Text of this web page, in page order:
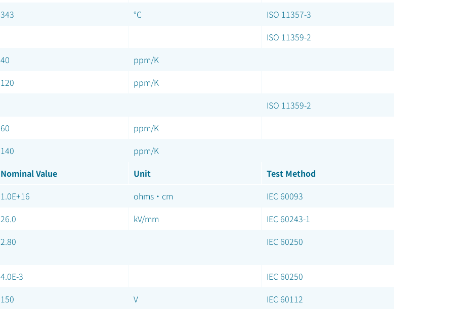
343 °C
ISO 11357-3
ISO 11359-2
40
ppm/K
120
ppm/K
ISO 11359-2
60
ppm/K
140
ppm/K
Nominal Value Unit
Test Method
1.0E+16 ohms·cm
IEC 60093
26.0 kV/mm
IEC 60243-1
2.80 IEC 60250
4.0E-3
IEC 60250
150 V
IEC 60112